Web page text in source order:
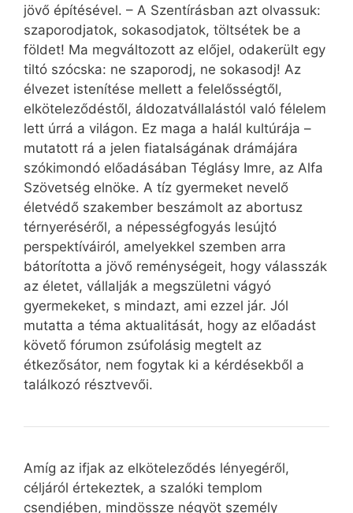
jövő építésével. – A Szentírásban azt olvassuk:
szaporodjatok, sokasodjatok, töltsétek be a
földet! Ma megváltozott az előjel, odakerült egy
tiltó szócska: ne szaporodj, ne sokasodj! Az
élvezet istenítése mellett a felelősségtől,
elköteleződéstől, áldozatvállalástól való félelem
lett úrrá a világon. Ez maga a halál kultúrája –
mutatott rá a jelen fiatalságának drámájára
szókimondó előadásában Téglásy Imre, az Alfa
Szövetség elnöke. A tíz gyermeket nevelő
életvédő szakember beszámolt az abortusz
térnyeréséről, a népességfogyás lesújtó
perspektíváiról, amelyekkel szemben arra
bátorította a jövő reménységeit, hogy válasszák
az életet, vállalják a megszületni vágyó
gyermekeket, s mindazt, ami ezzel jár. Jól
mutatta a téma aktualitását, hogy az előadást
követő fórumon zsúfolásig megtelt az
étkezősátor, nem fogytak ki a kérdésekből a
találkozó résztvevői.
Amíg az ifjak az elköteleződés lényegéről,
céljáról értekeztek, a szalóki templom
csendjében, mindössze négyöt személy